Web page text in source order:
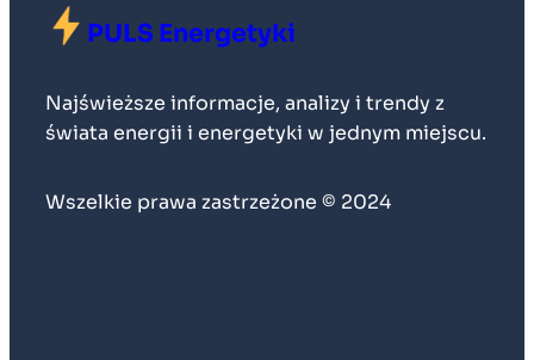
PULS Energetyki
Najświeższe informacje, analizy i trendy z
świata energii i energetyki w jednym miejscu.
Wszelkie prawa zastrzeżone © 2024